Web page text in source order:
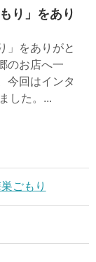
り」をあり
」をありがと
のお店へ一
今回はインタ
した。...
ごもり